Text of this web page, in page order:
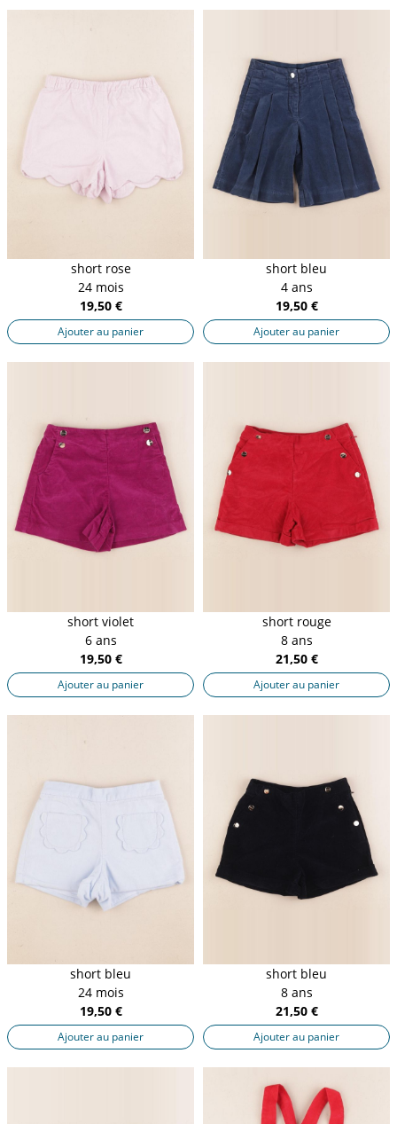
short rose
24 mois
19,50 €
Ajouter au panier
short bleu
4 ans
19,50 €
Ajouter au panier
short violet
6 ans
19,50 €
Ajouter au panier
short rouge
8 ans
21,50 €
Ajouter au panier
short bleu
24 mois
19,50 €
Ajouter au panier
short bleu
8 ans
21,50 €
Ajouter au panier